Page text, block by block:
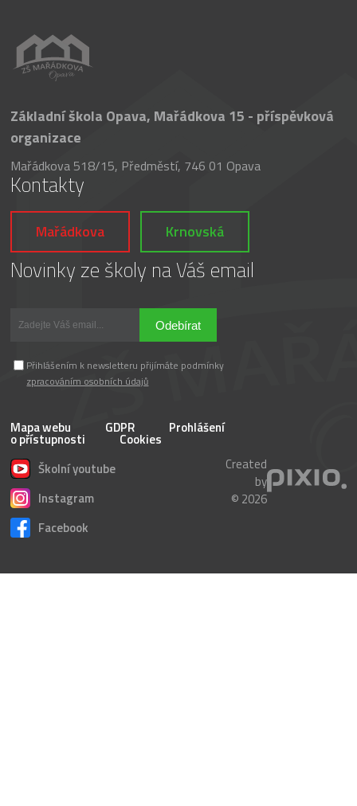
Základní škola Opava, Mařádkova 15 - příspěvková
organizace
Mařádkova 518/15, Předměstí, 746 01 Opava
Kontakty
Mařádkova Krnovská
Novinky ze školy na Váš email
Odebírat
Přihlášením k newsletteru přijímáte podmínky
zpracováním osobních údajů
Mapa webu GDPR Prohlášení
o přístupnosti
Cookies
Školní youtube
Instagram
Facebook
Created
by
© 2026